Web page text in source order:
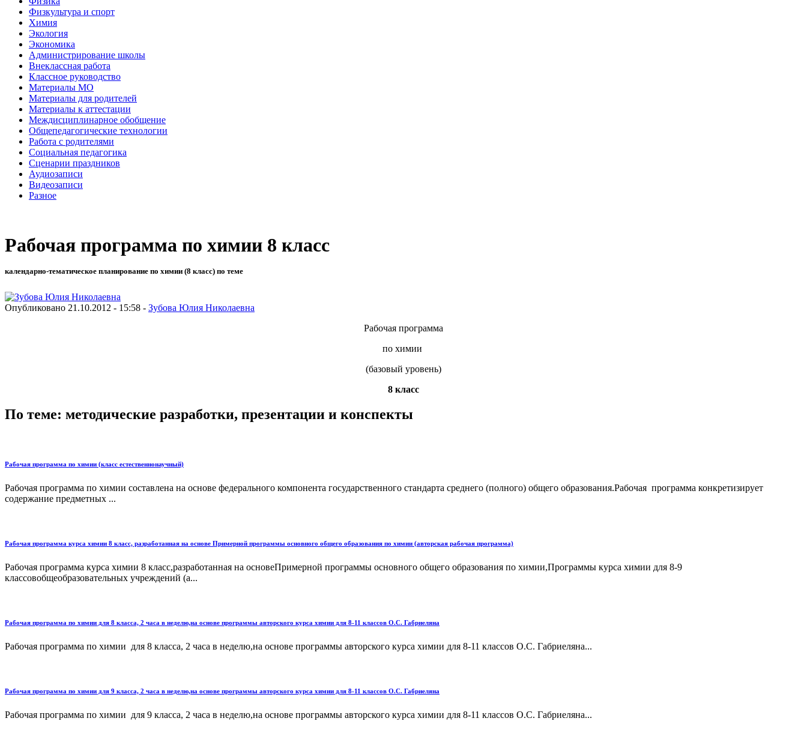
Физкультура и спорт
Химия
Экология
Экономика
Администрирование школы
Внеклассная работа
Классное руководство
Материалы МО
Материалы для родителей
Материалы к аттестации
Междисциплинарное обобщение
Общепедагогические технологии
Работа с родителями
Социальная педагогика
Сценарии праздников
Аудиозаписи
Видеозаписи
Разное
Рабочая программа по химии 8 класс
календарно-тематическое планирование по химии (8 класс) по теме
Опубликовано 21.10.2012 - 15:58 - Зубова Юлия Николаевна
Рабочая программа
по химии
(базовый уровень)
8 класс
По теме: методические разработки, презентации и конспекты
Рабочая программа по химии (класс естественнонаучный)
Рабочая программа по химии составлена на основе федераль­ного компонента государственного стандарта среднего (полного) об­щего образования.Рабочая программа конкретизирует
содержание предметных ...
Рабочая программа курса химии 8 класс, разработанная на основе Примерной программы основного общего образования по химии (авторская рабочая программа)
Рабочая программа курса химии 8 класс,разработанная на основеПримерной программы основного общего образования по химии,Программы курса химии для 8-9
классовобщеобразовательных учреждений (а...
Рабочая программа по химии для 8 класса, 2 часа в неделю,на основе программы авторского курса химии для 8-11 классов О.С. Габриеляна
Рабочая программа по химии для 8 класса, 2 часа в неделю,на основе программы авторского курса химии для 8-11 классов О.С. Габриеляна...
Рабочая программа по химии для 9 класса, 2 часа в неделю,на основе программы авторского курса химии для 8-11 классов О.С. Габриеляна
Рабочая программа по химии для 9 класса, 2 часа в неделю,на основе программы авторского курса химии для 8-11 классов О.С. Габриеляна...